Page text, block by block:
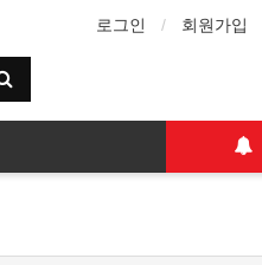
로그인 회원가입